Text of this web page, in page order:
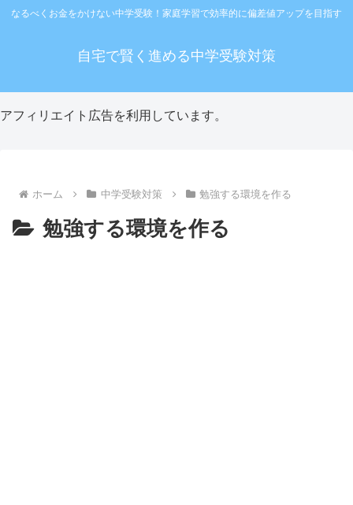
なるべくお金をかけない中学受験！家庭学習で効率的に偏差値アップを目指す
自宅で賢く進める中学受験対策
アフィリエイト広告を利用しています。
ホーム 中学受験対策 勉強する環境を作る
勉強する環境を作る